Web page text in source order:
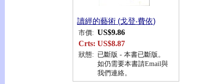
讀經的藝術 (戈登‧費依)
市價: US$9.86
Crts: US$8.87
狀態: 已斷版 - 本書已斷版。
如仍需要本書請Email與
我們連絡。